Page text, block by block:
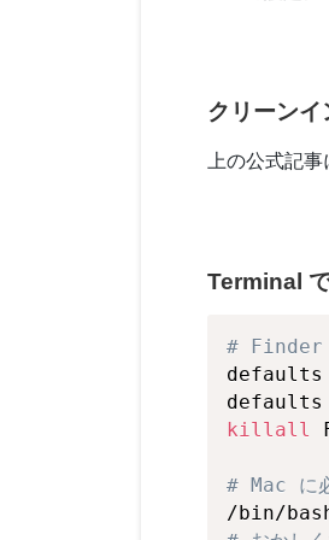
クリーン
上の公式記事
Terminal
# Finder
defaults
defaults
killall
# Mac に
/bin/